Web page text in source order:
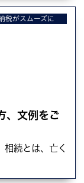
税がスムーズに
、文例をご
続とは、亡く